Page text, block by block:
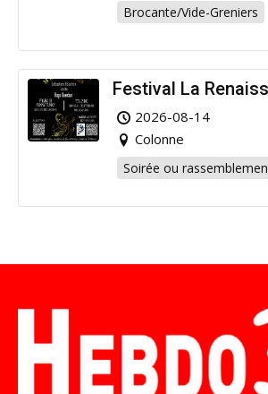
Brocante/Vide-Greniers
Festival La
2026-08-14
Colonne
Soirée ou